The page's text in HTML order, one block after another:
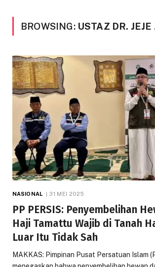
BROWSING: USTAZ DR.
NASIONAL 31 MEI 2025
PP PERSIS: Penyembelihan
Haji Tamattu Wajib di Tanah
Luar Itu Tidak Sah
MAKKAS: Pimpinan Pusat Persatuan Islam